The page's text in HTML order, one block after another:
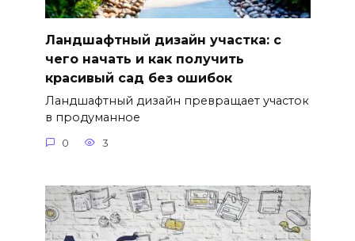
Ландшафтный дизайн участка: с
чего начать и как получить
красивый сад без ошибок
Ландшафтный дизайн превращает участок
в продуманное
0 3